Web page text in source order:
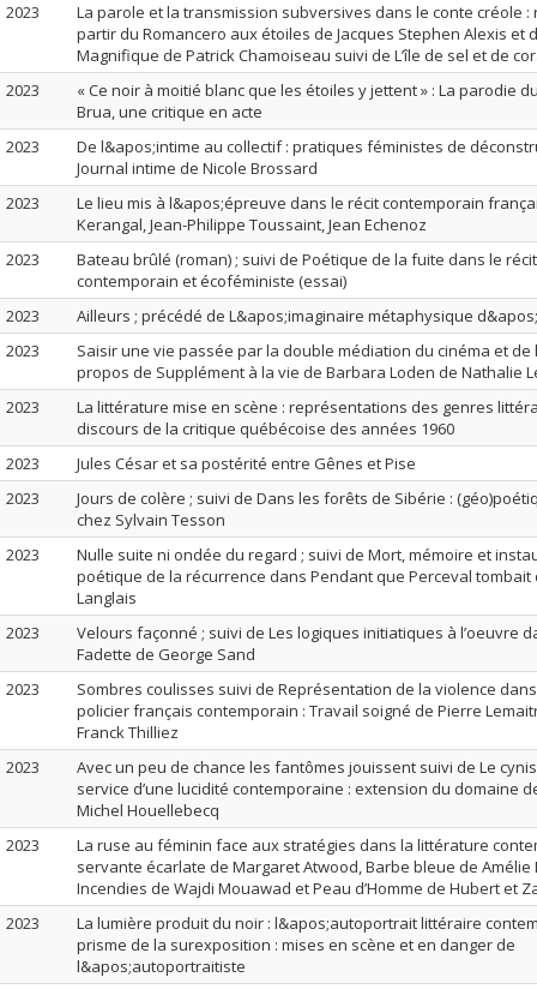
2023
La parole et la transmission subversives dans le conte créole
partir du Romancero aux étoiles de Jacques Stephen Alexis et
Magnifique de Patrick Chamoiseau suivi de L’île de sel et de
2023
« Ce noir à moitié blanc que les étoiles y jettent » : La parodie
Brua, une critique en acte
2023
De l&apos;intime au collectif : pratiques féministes de
Journal intime de Nicole Brossard
2023
Le lieu mis à l&apos;épreuve dans le récit contemporain
Kerangal, Jean-Philippe Toussaint, Jean Echenoz
2023
Bateau brûlé (roman) ; suivi de Poétique de la fuite dans le
contemporain et écoféministe (essai)
2023
Ailleurs ; précédé de L&apos;imaginaire métaphysique
2023
Saisir une vie passée par la double médiation du cinéma et de
propos de Supplément à la vie de Barbara Loden de Nathalie
2023
La littérature mise en scène : représentations des genres
discours de la critique québécoise des années 1960
2023
Jules César et sa postérité entre Gênes et Pise
2023
Jours de colère ; suivi de Dans les forêts de Sibérie :
chez Sylvain Tesson
2023
Nulle suite ni ondée du regard ; suivi de Mort, mémoire et
poétique de la récurrence dans Pendant que Perceval tombait
Langlais
2023
Velours façonné ; suivi de Les logiques initiatiques à l’oeuvre
Fadette de George Sand
2023
Sombres coulisses suivi de Représentation de la violence
policier français contemporain : Travail soigné de Pierre
Franck Thilliez
2023
Avec un peu de chance les fantômes jouissent suivi de Le
service d’une lucidité contemporaine : extension du domaine
Michel Houellebecq
2023
La ruse au féminin face aux stratégies dans la littérature
servante écarlate de Margaret Atwood, Barbe bleue de Amélie
Incendies de Wajdi Mouawad et Peau d’Homme de Hubert et
2023
La lumière produit du noir : l&apos;autoportrait littéraire
prisme de la surexposition : mises en scène et en danger de
l&apos;autoportraitiste